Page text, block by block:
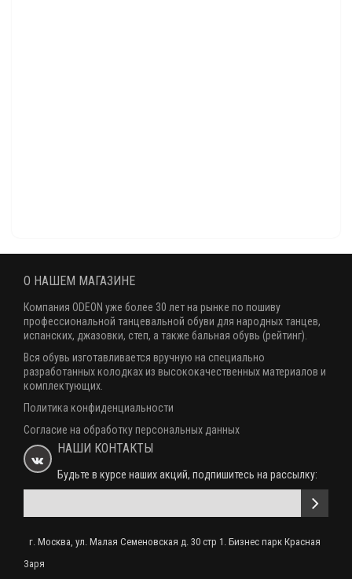
Сапоги для народных танцев женские черные OD-03-001-03
Сапоги для народных танцев женские красные OD-03-002-03
6000 р.
Сапоги для народных танцев женские белые OD-03-003-03
Сапоги "Барабанщица" золото
12000 р.
Сапоги "Барабанщица" с золотым кантом
О НАШЕМ МАГАЗИНЕ
Компания ODEON уже более 30 лет на рынке по пошиву
профессиональной танцевальной обуви для народных танцев,
испанских, джазовки, степ, а также бальная обувь (рейтинг).
Вся обувь изготавливается вручную на специально
разработанных колодках из высококачественных материалов и
комплектующих.
Политика конфиденциальности
Согласие на обработку персональных данных
НАШИ КОНТАКТЫ
Будьте в курсе наших акций, подпишитесь на рассылку:
г. Москва, ул. Малая Семеновская д. 30 стр 1. Бизнес парк Красная
Заря